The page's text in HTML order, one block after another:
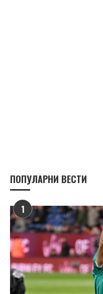
ПОПУЛАРНИ ВЕСТИ
1